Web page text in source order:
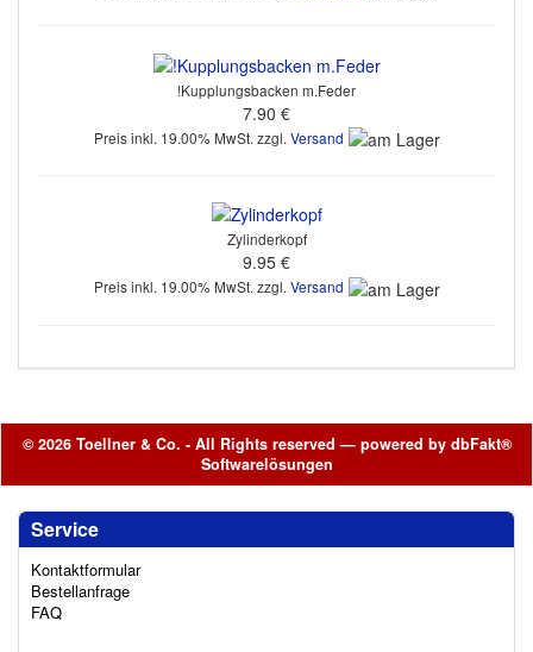
!Kupplungsbacken m.Feder
7.90 €
Preis inkl. 19.00% MwSt. zzgl. Versand
Zylinderkopf
9.95 €
Preis inkl. 19.00% MwSt. zzgl.Versand
© 2026 Toellner & Co. - All Rights reserved — powered by dbFakt®
Softwarelösungen
Service
Kontaktformular
Bestellanfrage
FAQ